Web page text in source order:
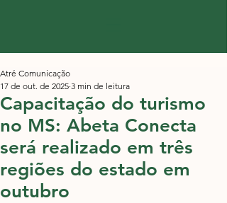
Capacitação do turismo
no MS: Abeta Conecta
será realizado em três
regiões do estado em
outubro
Atré Comunicação
17 de out. de 2025 3 min de leitura